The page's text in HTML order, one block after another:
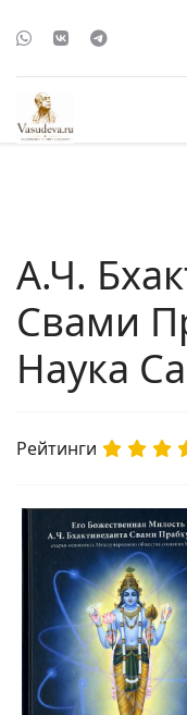
А.Ч.
Свами
Наука
Рейтинги